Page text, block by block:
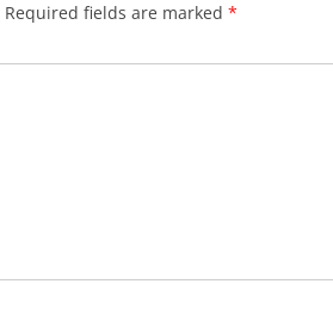
Required fields are marked *